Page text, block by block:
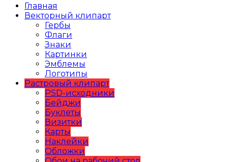
Главная
Векторный клипарт
Гербы
Флаги
Знаки
Картинки
Эмблемы
Логотипы
Растровый клипарт
PSD-исходники
Бейджи
Буклеты
Визитки
Карты
Наклейки
Обложки